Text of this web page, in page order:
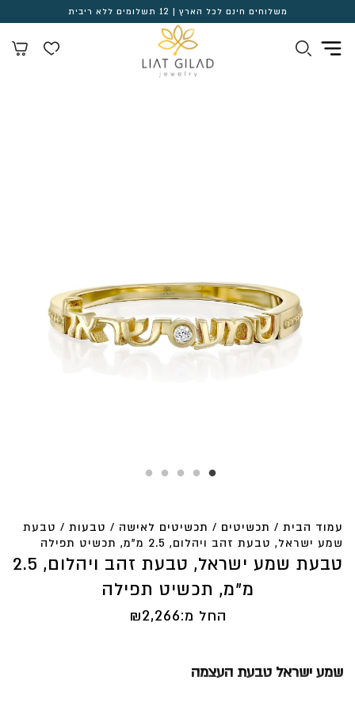
משלוחים חינם לכל הארץ | 12 תשלומים ללא ריבית
עמוד הבית / תכשיטים / תכשיטים לאישה / טבעות / טבעת
שמע ישראל, טבעת זהב ויהלום, 2.5 מ”מ, תכשיט תפילה
טבעת שמע ישראל, טבעת זהב ויהלום, 2.5
מ”מ, תכשיט תפילה
החל מ: ₪2,266
שמע ישראל טבעת העצמה